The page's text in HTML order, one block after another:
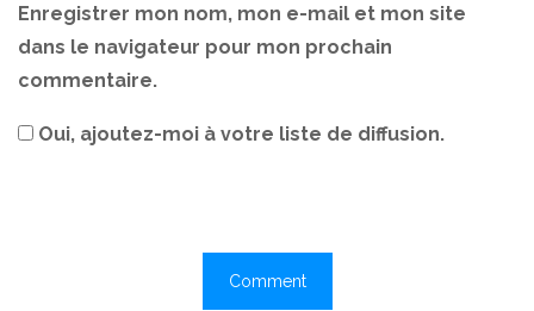
Enregistrer mon nom, mon e-mail et mon site
dans le navigateur pour mon prochain
commentaire.
Oui, ajoutez-moi à votre liste de diffusion.